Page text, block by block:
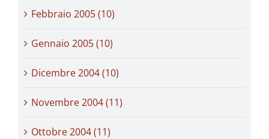
Febbraio 2005 (10)
Gennaio 2005 (10)
Dicembre 2004 (10)
Novembre 2004 (11)
Ottobre 2004 (11)